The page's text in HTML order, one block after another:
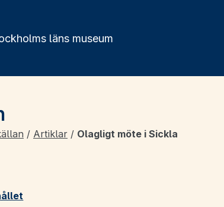
läns museum
/ Artiklar / Olagligt möte i Sickla